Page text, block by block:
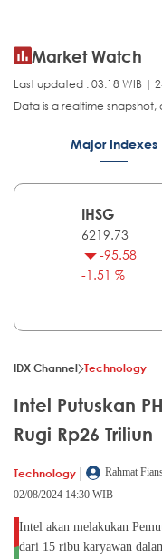
Market Watch
Last updated : 03.18 WIB |
Data is a realtime
Major Indexes
IHSG
6219.73
-95.58
-1.51 %
IDX Channel Technology
Intel Putuskan
Rugi Rp26 Triliun
Technology |
Rahmat
02/08/2024 14:30 WIB
Intel akan melakukan
dari 15 ribu karyawan